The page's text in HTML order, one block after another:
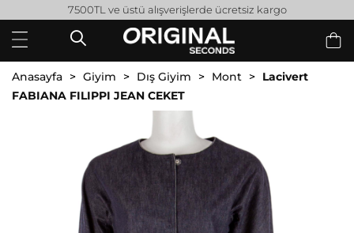
7500TL ve üstü alışverişlerde ücretsiz kargo
Anasayfa Giyim Dış Giyim Mont
Lacivert
FABIANA FILIPPI JEAN CEKET